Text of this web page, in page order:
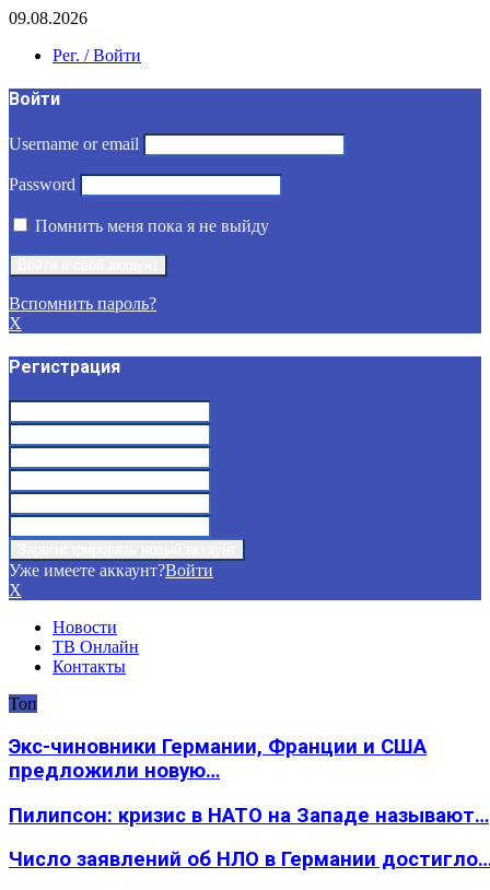
09.08.2026
Рег. / Войти
Войти
Username or email
Password
Помнить меня пока я не выйду
Вспомнить пароль?
X
Регистрация
Уже имеете аккаунт?Войти
X
Новости
ТВ Онлайн
Контакты
Топ
Экс-чиновники Германии, Франции и США
предложили новую…
Пилипсон: кризис в НАТО на Западе называют…
Число заявлений об НЛО в Германии